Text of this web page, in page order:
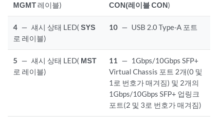
MGMT레이블)
CON(레이블 CON)
4 — 섀시 상태 LED(SYS
로 레이블)
10 — USB 2.0 Type-A 포트
5 — 섀시 상태 LED( MST
로 레이블)
11 — 1Gbps/10Gbps SFP+
Virtual Chassis 포트 2개(0 및
1로 번호가 매겨짐) 및 2개의
1Gbps/10Gbps SFP+ 업링크
포트(2 및 3로 번호가 매겨짐)